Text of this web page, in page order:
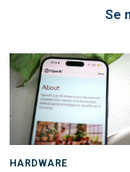
Se
HARDWARE